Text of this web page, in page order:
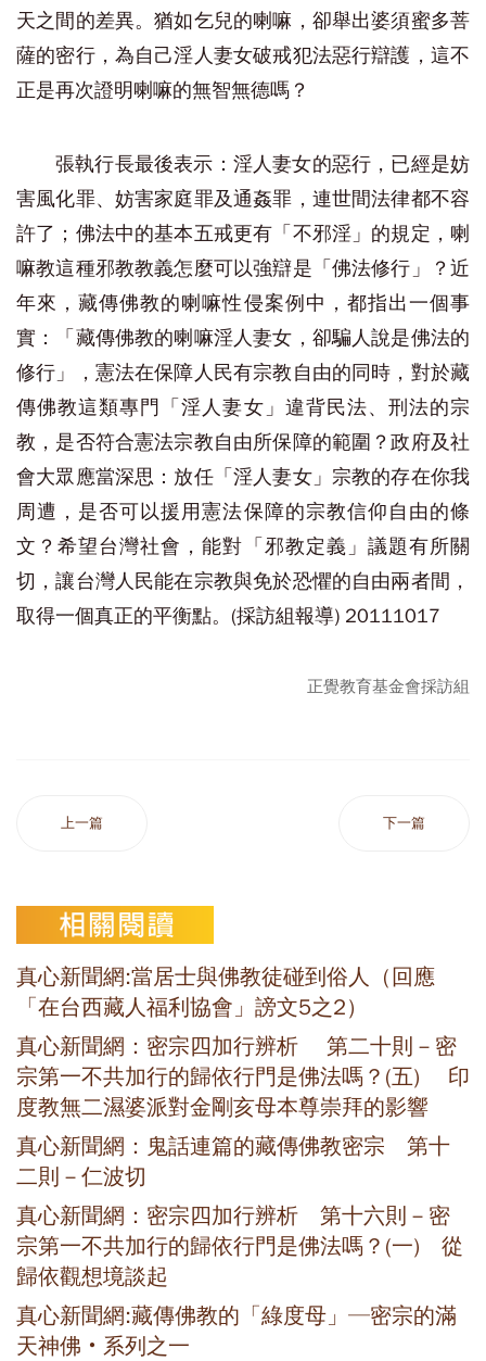
天之間的差異。猶如乞兒的喇嘛，卻舉出婆須蜜多菩
薩的密行，為自己淫人妻女破戒犯法惡行辯護，這不
正是再次證明喇嘛的無智無德嗎？
張執行長最後表示：淫人妻女的惡行，已經是妨
害風化罪、妨害家庭罪及通姦罪，連世間法律都不容
許了；佛法中的基本五戒更有「不邪淫」的規定，喇
嘛教這種邪教教義怎麼可以強辯是「佛法修行」？近
年來，藏傳佛教的喇嘛性侵案例中，都指出一個事
實：「藏傳佛教的喇嘛淫人妻女，卻騙人說是佛法的
修行」，憲法在保障人民有宗教自由的同時，對於藏
傳佛教這類專門「淫人妻女」違背民法、刑法的宗
教，是否符合憲法宗教自由所保障的範圍？政府及社
會大眾應當深思：放任「淫人妻女」宗教的存在你我
周遭，是否可以援用憲法保障的宗教信仰自由的條
文？希望台灣社會，能對「邪教定義」議題有所關
切，讓台灣人民能在宗教與免於恐懼的自由兩者間，
取得一個真正的平衡點。(採訪組報導) 20111017
正覺教育基金會採訪組
上一篇 下一篇
真心新聞網:當居士與佛教徒碰到俗人（回應
「在台西藏人福利協會」謗文5之2）
真心新聞網：密宗四加行辨析 第二十則－密
宗第一不共加行的歸依行門是佛法嗎？(五) 印
度教無二濕婆派對金剛亥母本尊崇拜的影響
真心新聞網：鬼話連篇的藏傳佛教密宗 第十
二則－仁波切
真心新聞網：密宗四加行辨析 第十六則－密
宗第一不共加行的歸依行門是佛法嗎？(一) 從
歸依觀想境談起
真心新聞網:藏傳佛教的「綠度母」─密宗的滿
天神佛‧系列之一